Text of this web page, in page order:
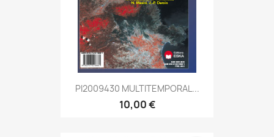
PI2009430 MULTITEMPORAL...
10,00 €